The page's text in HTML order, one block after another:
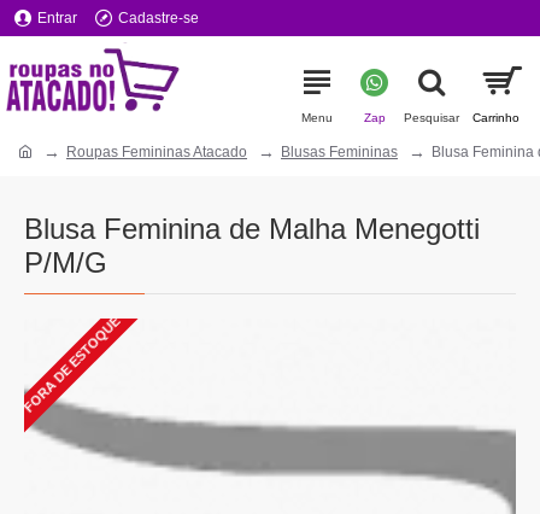
Entrar Cadastre-se
Roupas Femininas Atacado Blusas Femininas Blusa Feminina
Blusa Feminina de Malha Menegotti
P/M/G
FORA DE ESTOQUE